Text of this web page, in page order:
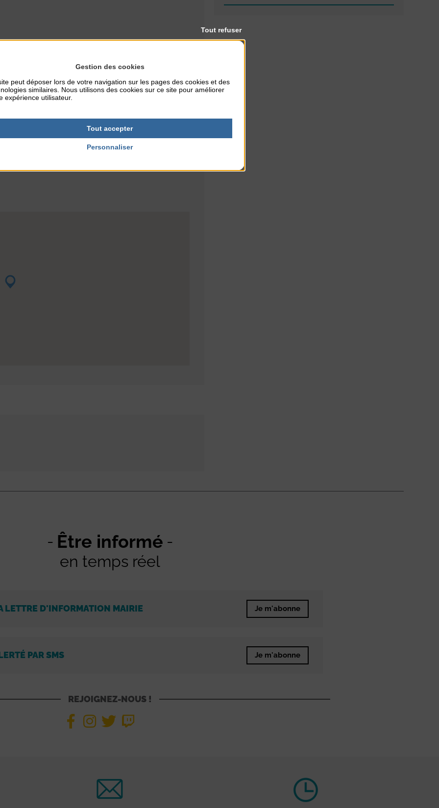
TARIFS
Être informé
en temps réel
LETTRE D'INFORMATION MAIRIE Je m'abonne
PAR SMS Je m'abonne
REJOIGNEZ-NOUS !
Gestion des cookies
peut déposer lors de votre navigation sur les pages des cookies et des
similaires. Nous utilisons des cookies sur ce site pour améliorer
expérience utilisateur.
Tout accepter
Tout refuser
Personnaliser